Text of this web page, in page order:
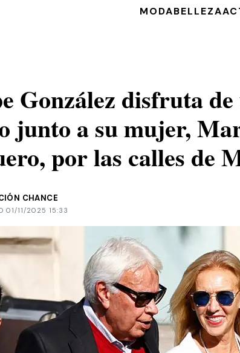
MODABELLEZA
González disfruta
junto a su mujer,
por las calles de
CHANCE
01/11/2025 15:33